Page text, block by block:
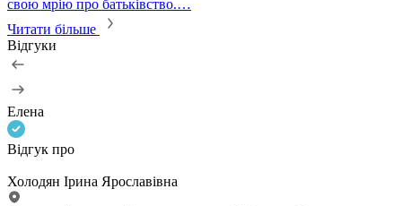
свою мрію про батьківство.…
Читати більше
Відгуки
Елена
Відгук про
Холодян Ірина Ярославівна